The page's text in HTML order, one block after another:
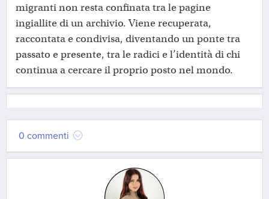
migranti non resta confinata tra le pagine
ingiallite di un archivio. Viene recuperata,
raccontata e condivisa, diventando un ponte tra
passato e presente, tra le radici e l’identità di chi
continua a cercare il proprio posto nel mondo.
0 commenti